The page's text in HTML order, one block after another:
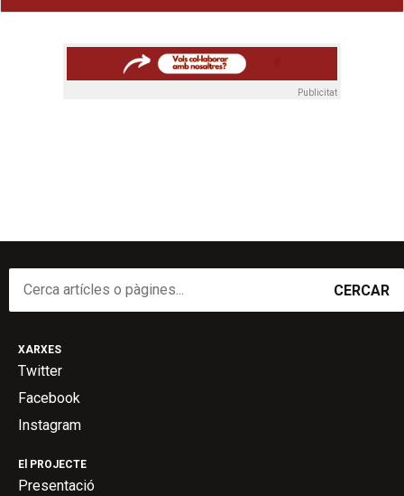
Publicitat
CERCAR
El PROJECTE
Presentació
XARXES
Twitter
Facebook
Instagram